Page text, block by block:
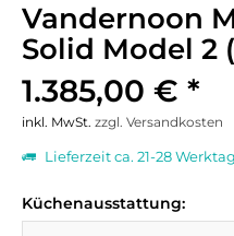
Vandernoon
Solid Model 2
1.385,00 € *
inkl. MwSt. zzgl. Versandkosten
Lieferzeit ca. 21-28
Küchenausstattung: